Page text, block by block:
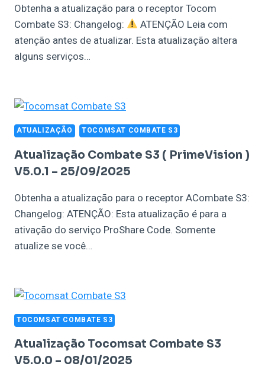
Obtenha a atualização para o receptor Tocom
Combate S3: Changelog:
ATENÇÃO Leia com
atenção antes de atualizar. Esta atualização altera
alguns serviços…
ATUALIZAÇÃO TOCOMSAT COMBATE S3
Atualização Combate S3 ( PrimeVision )
V5.0.1 – 25/09/2025
Obtenha a atualização para o receptor ACombate S3:
Changelog: ATENÇÃO: Esta atualização é para a
ativação do serviço ProShare Code. Somente
atualize se você…
TOCOMSAT COMBATE S3
Atualização Tocomsat Combate S3
V5.0.0 – 08/01/2025